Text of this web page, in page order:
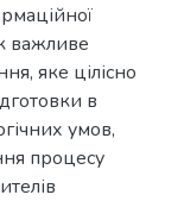
важливе
яке цілісно
в
умов,
процесу